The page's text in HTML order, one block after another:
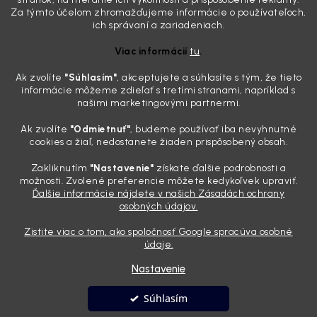
Za týmto účelom zhromažďujeme informácie o používateľoch,
ich správaní a zariadeniach.
Viac informáciítu.
Ak zvolíte "Súhlasím", akceptujete a súhlasíte s tým, že tieto
informácie môžeme zdieľať s tretími stranami, napríklad s
našimi marketingovými partnermi.
Ak zvolíte "Odmietnuť", budeme používať iba nevyhnutné
cookies a žiaľ, nedostanete žiaden prispôsobený obsah.
Zakliknutím "Nastavenie" získate ďalšie podrobnosti a
možnosti. Zvolené preferencie môžete kedykoľvek upraviť.
Ďalšie informácie nájdete v našich Zásadách ochrany
osobných údajov.
Zistite viac o tom, ako spoločnosť Google spracúva osobné
údaje.
Nastavenie
Súhlasím
svoje, plexisklo začne svetlo rozptyľovať namiesto to...
Zabudnite na handru. Ak chcete mať auto naozaj čisté,
Poznáte ten moment. Vonku svieti slnko, vy sedíte v čerstvo
„upratanom“ aute, no pri pohľade na palubnú dosku vás ide poraziť. V
mriežkach ventilácie, okolo tlačidiel a v švíkoch sedačiek na vás stále
drzo pozerá prach. Handra ani vysávač tam jednodu...
Detailing nemusí stáť výplatu: 5 kúskov autokozmetiky,
31.7.2026
Sobotné ráno, káva v ruke a pred vami zaprášená kapota. Pre
niekoho nuda, pre nás najlepší relax. Lenže keď si v košíku spočítate
pokaziť náladu. Dobrá správa je, že aj profi výbava ...
Vytvoril Shoptet